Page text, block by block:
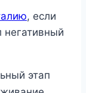
, если
этап